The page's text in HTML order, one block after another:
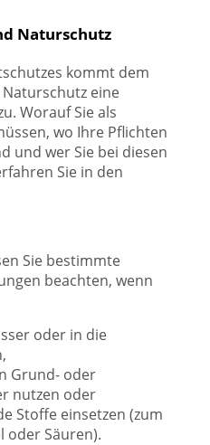
Naturschutz
kommt dem
eine
Worauf Sie als
wo Ihre Pflichten
und wer Sie bei diesen
Sie in den
Sie bestimmte
beachten, wenn
oder in die
Grund- oder
nutzen oder
Stoffe einsetzen (zum
oder Säuren).